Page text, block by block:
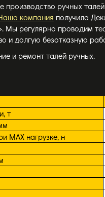
ручных
компания получила
регулярно проводим
и долгую безотказную
и ремонт талей ручных.
т
MAX нагрузке, н